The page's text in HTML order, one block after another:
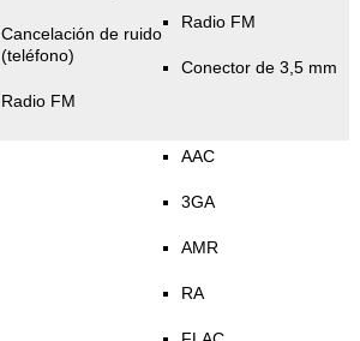
Cancelación de ruido
(teléfono)
Radio FM
Radio FM
Conector de 3,5 mm
AAC
3GA
AMR
RA